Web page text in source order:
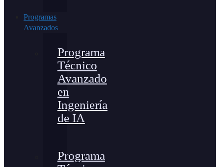
Programas
Avanzados
Programa
Técnico
Avanzado
en
Ingeniería
de IA
Programa